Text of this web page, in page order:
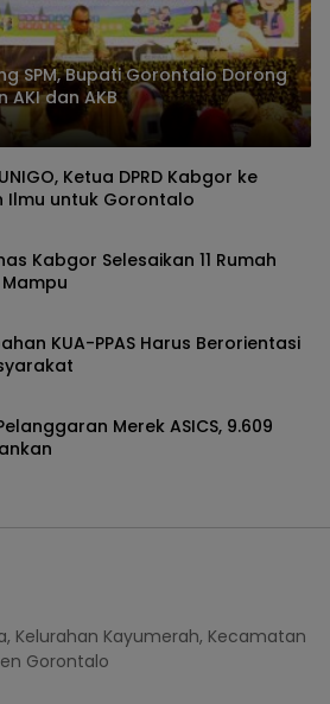
SPM, Bupati Gorontalo Dorong
AKI dan AKB
Ketua DPRD Kabgor ke
Ilmu untuk Gorontalo
Kabgor Selesaikan 11 Rumah
KUA-PPAS Harus Berorientasi
Merek ASICS, 9.609
Kelurahan Kayumerah, Kecamatan
Gorontalo